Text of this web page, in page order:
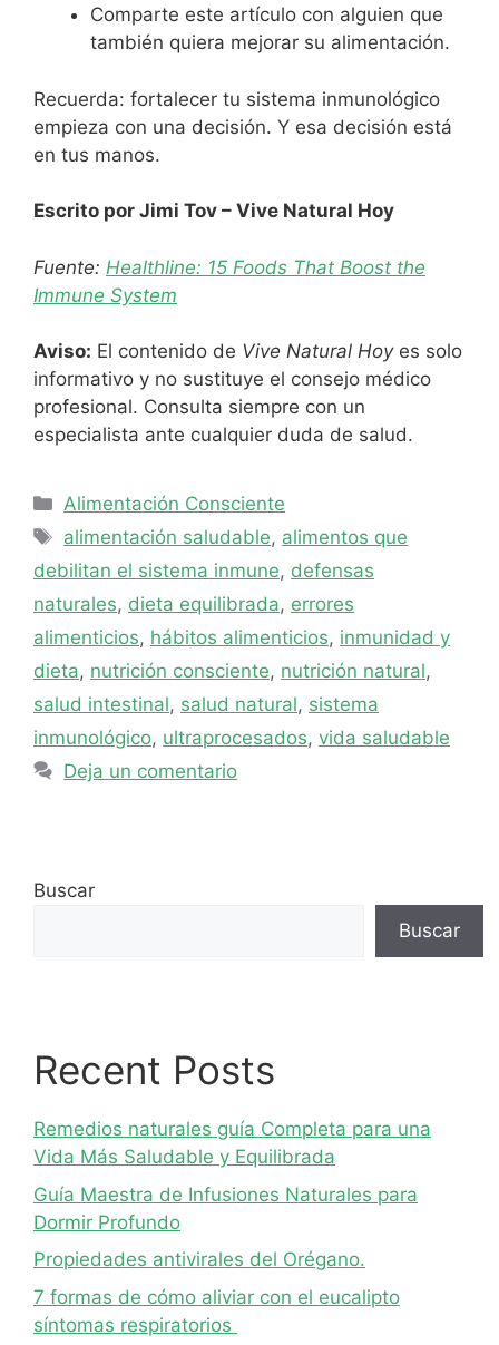
Comparte este artículo con alguien que
también quiera mejorar su alimentación.
Recuerda: fortalecer tu sistema inmunológico
empieza con una decisión. Y esa decisión está
en tus manos.
Escrito por Jimi Tov – Vive Natural Hoy
Fuente: Healthline: 15 Foods That Boost the
Immune System
Aviso: El contenido de Vive Natural Hoyes solo
informativo y no sustituye el consejo médico
profesional. Consulta siempre con un
especialista ante cualquier duda de salud.
Categorías
Alimentación Consciente
Etiquetas
alimentación saludable, alimentos que
debilitan el sistema inmune, defensas
naturales, dieta equilibrada, errores
alimenticios, hábitos alimenticios, inmunidad y
dieta, nutrición consciente, nutrición natural,
salud intestinal, salud natural, sistema
inmunológico, ultraprocesados, vida saludable
Deja un comentario
Buscar
Buscar
Recent Posts
Remedios naturales guía Completa para una
Vida Más Saludable y Equilibrada
Guía Maestra de Infusiones Naturales para
Dormir Profundo
Propiedades antivirales del Orégano.
7 formas de cómo aliviar con el eucalipto
síntomas respiratorios